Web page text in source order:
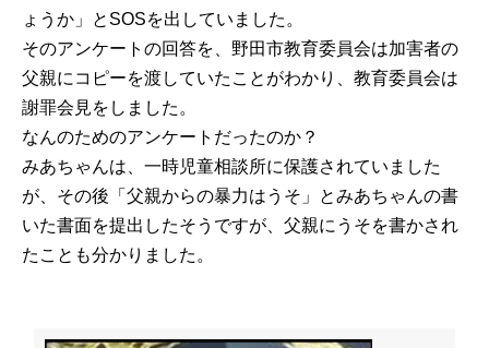
ょうか」とSOSを出していました。
そのアンケートの回答を、野田市教育委員会は加害者の
父親にコピーを渡していたことがわかり、教育委員会は
謝罪会見をしました。
なんのためのアンケートだったのか？
みあちゃんは、一時児童相談所に保護されていました
が、その後「父親からの暴力はうそ」とみあちゃんの書
いた書面を提出したそうですが、父親にうそを書かされ
たことも分かりました。